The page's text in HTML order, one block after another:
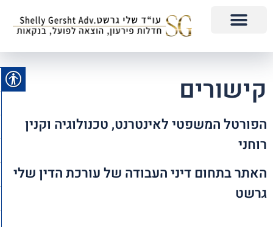
קישורים
הפורטל המשפטי לאינטרנט, טכנולוגיה וקנין
רוחני
האתר בתחום דיני העבודה של עורכת הדין שלי
גרשט